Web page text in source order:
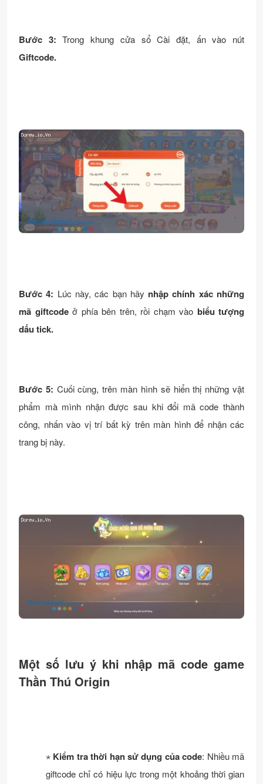
Bước 3: Trong khung cửa sổ Cài đặt, ấn vào nút
Giftcode.
Bước 4: Lúc này, các bạn hãy nhập chính xác những
mã giftcodeở phía bên trên, rồi chạm vào biểu tượng
dấu tick.
Bước 5: Cuối cùng, trên màn hình sẽ hiển thị những vật
phẩm mà mình nhận được sau khi đổi mã code thành
công, nhấn vào vị trí bất kỳ trên màn hình để nhận các
trang bị này.
Một số lưu ý khi nhập mã code game
Thần Thú Origin
⋆ Kiểm tra thời hạn sử dụng của code: Nhiều mã
giftcode chỉ có hiệu lực trong một khoảng thời gian